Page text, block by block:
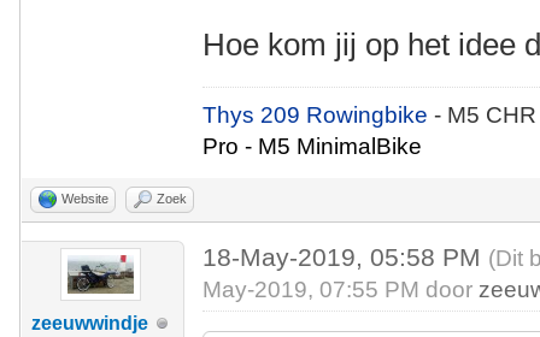
Hoe kom jij op het idee
Thys 209 Rowingbike- M5
Pro - M5 MinimalBike
Website Zoek
zeeuwwindje
18-May-2019, 05:58 PM (Dit
May-2019, 07:55 PM door